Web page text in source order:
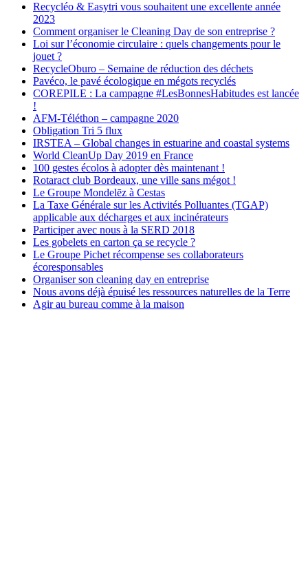
Recycléo & Easytri vous souhaitent une excellente année
2023
Comment organiser le Cleaning Day de son entreprise ?
Loi sur l’économie circulaire : quels changements pour le
jouet ?
RecycleOburo – Semaine de réduction des déchets
Pavéco, le pavé écologique en mégots recyclés
COREPILE : La campagne #LesBonnesHabitudes est lancée
!
AFM-Téléthon – campagne 2020
Obligation Tri 5 flux
IRSTEA – Global changes in estuarine and coastal systems
World CleanUp Day 2019 en France
100 gestes écolos à adopter dès maintenant !
Rotaract club Bordeaux, une ville sans mégot !
Le Groupe Mondelēz à Cestas
La Taxe Générale sur les Activités Polluantes (TGAP)
applicable aux décharges et aux incinérateurs
Participer avec nous à la SERD 2018
Les gobelets en carton ça se recycle ?
Le Groupe Pichet récompense ses collaborateurs
écoresponsables
Organiser son cleaning day en entreprise
Nous avons déjà épuisé les ressources naturelles de la Terre
Agir au bureau comme à la maison